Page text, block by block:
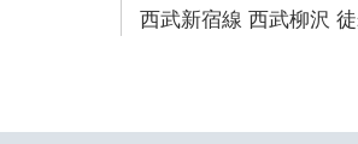
西武新宿線 西武柳沢